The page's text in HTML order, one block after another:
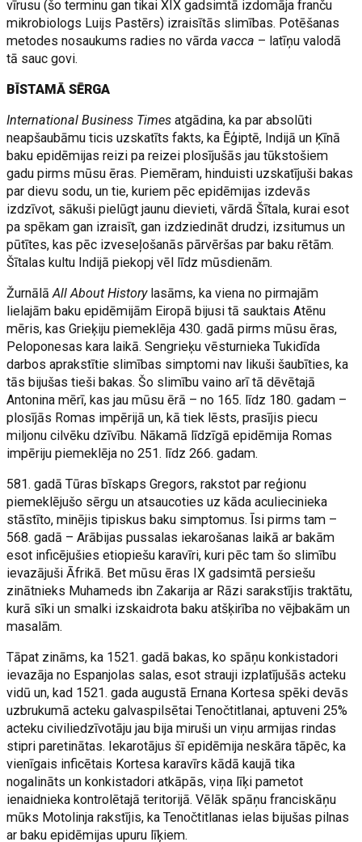
vīrusu (šo terminu gan tikai XIX gadsimtā izdomāja franču
mikrobiologs Luijs Pastērs) izraisītās slimības. Potēšanas
metodes nosaukums radies no vārda vacca – latīņu valodā
tā sauc govi.
BĪSTAMĀ SĒRGA
International Business Timesatgādina, ka par absolūti
neapšaubāmu ticis uzskatīts fakts, ka Ēģiptē, Indijā un Ķīnā
baku epidēmijas reizi pa reizei plosījušās jau tūkstošiem
gadu pirms mūsu ēras. Piemēram, hinduisti uzskatījuši bakas
par dievu sodu, un tie, kuriem pēc epidēmijas izdevās
izdzīvot, sākuši pielūgt jaunu dievieti, vārdā Šītala, kurai esot
pa spēkam gan izraisīt, gan izdziedināt drudzi, izsitumus un
pūtītes, kas pēc izveseļošanās pārvēršas par baku rētām.
Šītalas kultu Indijā piekopj vēl līdz mūsdienām.
Žurnālā All About Historylasāms, ka viena no pirmajām
lielajām baku epidēmijām Eiropā bijusi tā sauktais Atēnu
mēris, kas Grieķiju piemeklēja 430. gadā pirms mūsu ēras,
Peloponesas kara laikā. Sengrieķu vēsturnieka Tukidīda
darbos aprakstītie slimības simptomi nav likuši šaubīties, ka
tās bijušas tieši bakas. Šo slimību vaino arī tā dēvētajā
Antonina mērī, kas jau mūsu ērā – no 165. līdz 180. gadam –
plosījās Romas impērijā un, kā tiek lēsts, prasījis piecu
miljonu cilvēku dzīvību. Nākamā līdzīgā epidēmija Romas
impēriju piemeklēja no 251. līdz 266. gadam.
581. gadā Tūras bīskaps Gregors, rakstot par reģionu
piemeklējušo sērgu un atsaucoties uz kāda aculiecinieka
stāstīto, minējis tipiskus baku simptomus. Īsi pirms tam –
568. gadā – Arābijas pussalas iekarošanas laikā ar bakām
esot inficējušies etiopiešu karavīri, kuri pēc tam šo slimību
ievazājuši Āfrikā. Bet mūsu ēras IX gadsimtā persiešu
zinātnieks Muhameds ibn Zakarija ar Rāzi sarakstījis traktātu,
kurā sīki un smalki izskaidrota baku atšķirība no vējbakām un
masalām.
Tāpat zināms, ka 1521. gadā bakas, ko spāņu konkistadori
ievazāja no Espanjolas salas, esot strauji izplatījušās acteku
vidū un, kad 1521. gada augustā Ernana Kortesa spēki devās
uzbrukumā acteku galvaspilsētai Tenočtitlanai, aptuveni 25%
acteku civiliedzīvotāju jau bija miruši un viņu armijas rindas
stipri paretinātas. Iekarotājus šī epidēmija neskāra tāpēc, ka
vienīgais inficētais Kortesa karavīrs kādā kaujā tika
nogalināts un konkistadori atkāpās, viņa līķi pametot
ienaidnieka kontrolētajā teritorijā. Vēlāk spāņu franciskāņu
mūks Motolinja rakstījis, ka Tenočtitlanas ielas bijušas pilnas
ar baku epidēmijas upuru līķiem.